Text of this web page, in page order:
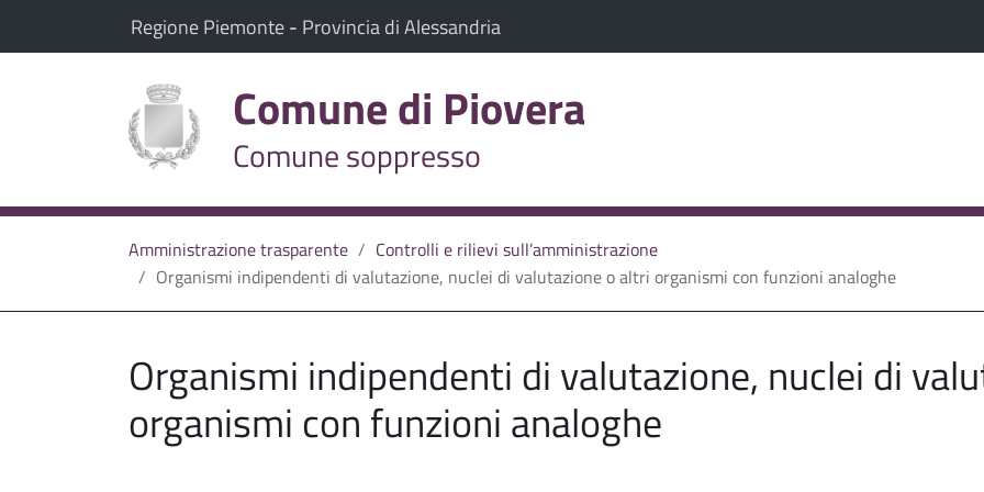
vai al contenuto
vai al menu principaleIl comune di Piovera appartiene a:
Regione Piemonte(Apre il link in una nuova scheda)
- Provincia di Alessandria(Apre il link in una nuova scheda)
Comune di Piovera
Comune soppresso
Amministrazione trasparente
Controlli e rilievi sull’amministrazione
Organismi indipendenti di valutazione, nuclei di valutazione o altri organismi con funzioni analoghe
Organismi indipendenti di valutazione, nuclei di
organismi con funzioni analoghe